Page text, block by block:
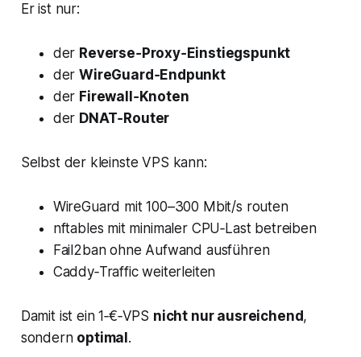
Er ist nur:
der Reverse‑Proxy‑Einstiegspunkt
derWireGuard‑Endpunkt
der Firewall‑Knoten
der DNAT‑Router
Selbst der kleinste VPS kann:
WireGuard mit 100–300 Mbit/s routen
nftables mit minimaler CPU‑Last betreiben
Fail2ban ohne Aufwand ausführen
Caddy‑Traffic weiterleiten
Damit ist ein 1‑€‑VPS nicht nur ausreichend,
sondern optimal .